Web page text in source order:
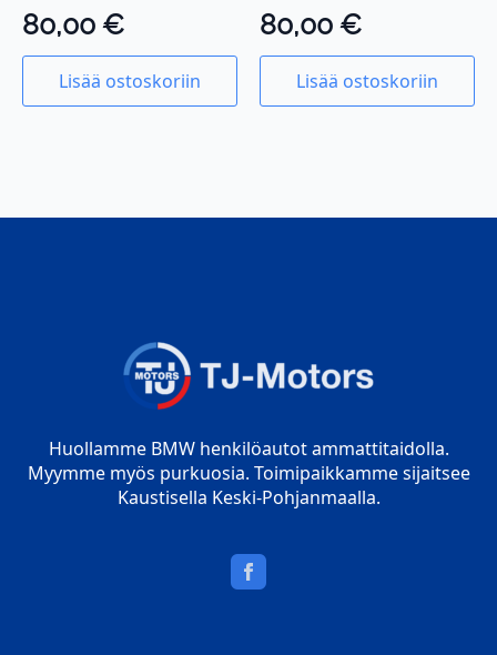
80,00 €
Lisää ostoskoriin
80,00 €
Lisää ostoskoriin
Huollamme BMW henkilöautot ammattitaidolla.
Myymme myös purkuosia. Toimipaikkamme sijaitsee
Kaustisella Keski-Pohjanmaalla.